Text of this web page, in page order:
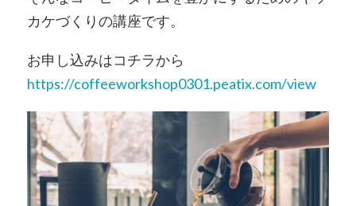
カケづくりの講座です。
お申し込みはコチラから
https://coffeeworkshop0301.peatix.com/view